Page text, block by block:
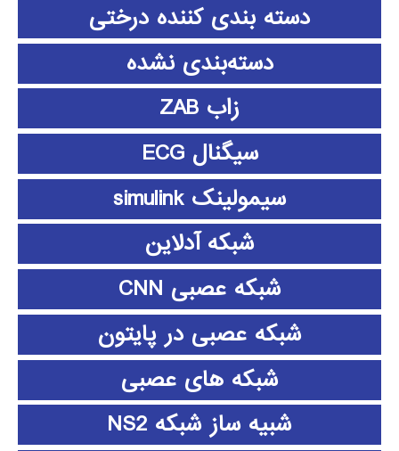
دسته بندی کننده درختی
دسته‌بندی نشده
زاب ZAB
سیگنال ECG
سیمولینک simulink
شبکه آدلاین
شبکه عصبی CNN
شبکه عصبی در پایتون
شبکه های عصبی
شبیه ساز شبکه NS2